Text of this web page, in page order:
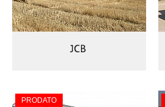
PRODATO